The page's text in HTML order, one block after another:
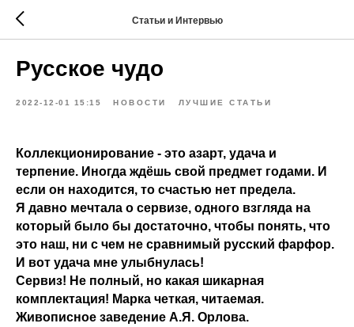
Статьи и Интервью
Русское чудо
2022-12-01 15:15 НОВОСТИ ЛУЧШИЕ СТАТЬИ
Коллекционирование - это азарт, удача и
терпение. Иногда ждёшь свой предмет годами. И
если он находится, то счастью нет предела.
Я давно мечтала о сервизе, одного взгляда на
который было бы достаточно, чтобы понять, что
это наш, ни с чем не сравнимый русский фарфор.
И вот удача мне улыбнулась!
Сервиз! Не полный, но какая шикарная
комплектация! Марка четкая, читаемая.
Живописное заведение А.Я. Орлова.